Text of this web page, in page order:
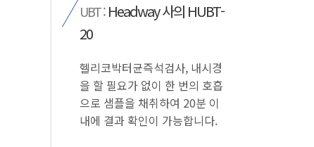
UBT :Headway 사의 HUBT-
20
헬리코박터균즉석검사, 내시경
을 할 필요가 없이 한 번의 호흡
으로 샘플을 채취하여 20분 이
내에 결과 확인이 가능합니다.